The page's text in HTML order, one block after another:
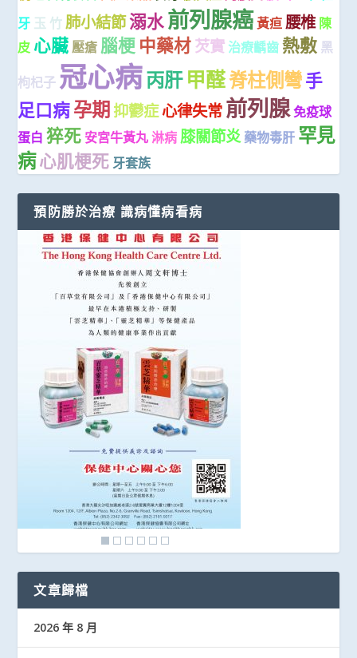
牙 玉 竹 肺小結節溺水前列腺癌黃疸 腰椎 陳
皮 心臟 壓瘡 腦梗 中藥材芡實 治療齲齒 熱敷 黑
枸杞子 冠心病丙肝 甲醛脊柱側彎手
足口病孕期抑鬱症心律失常前列腺免疫球
蛋白 猝死 安宮牛黃丸 淋病 膝關節炎 藥物毒肝 罕見
病心肌梗死 牙套族
預防勝於治療 識病懂病看病
文章歸檔
2026 年 8 月